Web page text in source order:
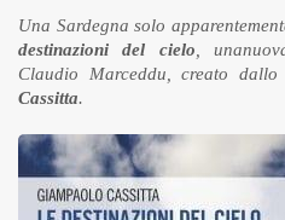
Una Sardegna solo
destinazioni del cielo ,
Claudio Marceddu, creato
Cassitta.